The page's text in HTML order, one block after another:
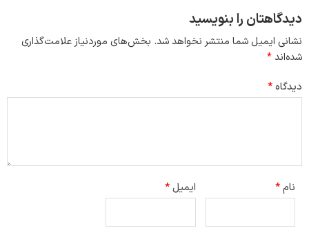
دیدگاهتان را بنویسید
نشانی ایمیل شما منتشر نخواهد شد. بخش‌های موردنیاز علامت‌گذاری
شده‌اند*
دیدگاه*
نام* ایمیل*